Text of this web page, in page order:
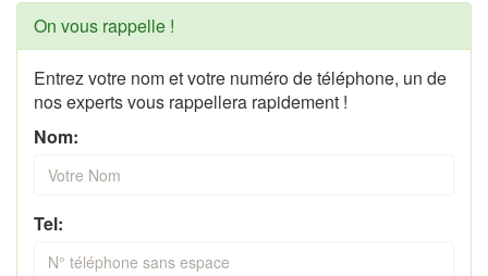
On vous rappelle !
Entrez votre nom et votre numéro de téléphone, un de
nos experts vous rappellera rapidement !
Nom:
Tel: